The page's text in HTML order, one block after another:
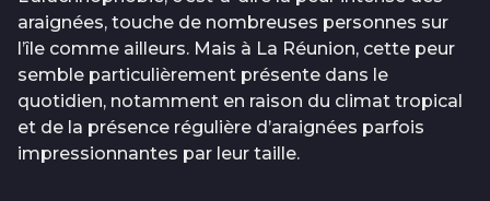
araignées, touche de nombreuses personnes sur
l’île comme ailleurs. Mais à La Réunion, cette peur
semble particulièrement présente dans le
quotidien, notamment en raison du climat tropical
et de la présence régulière d’araignées parfois
impressionnantes par leur taille.